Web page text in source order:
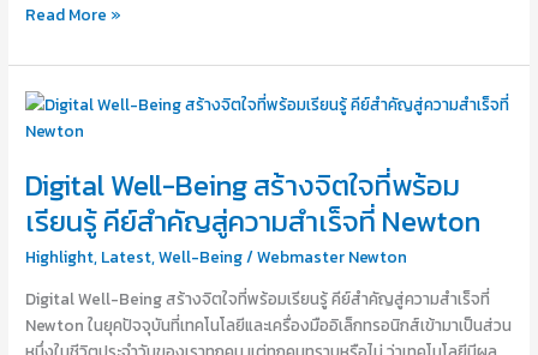
Read More »
Digital Well-Being สร้างจิตใจที่พร้อม
เรียนรู้ คีย์สำคัญสู่ความสำเร็จที่ Newton
Highlight, Latest,Well-Being/Webmaster Newton
Digital Well-Being สร้างจิตใจที่พร้อมเรียนรู้ คีย์สำคัญสู่ความสำเร็จที่
Newton ในยุคปัจจุบันที่เทคโนโลยีและเครื่องมืออิเล็กทรอนิกส์เข้ามาเป็นส่วน
Digital
Well-
สร้าง
จิตใจ
ที่
พร้อม
เรียน
คีย์